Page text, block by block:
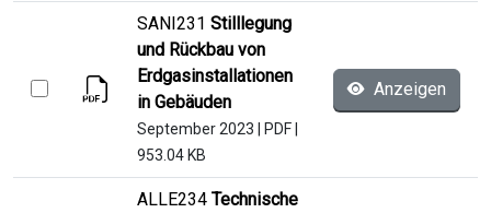
SANI231 Stilllegung
und Rückbau von
Erdgasinstallationen
in Gebäuden
September 2023 PDF
953.04 KB
Anzeigen
ALLE234 Technische